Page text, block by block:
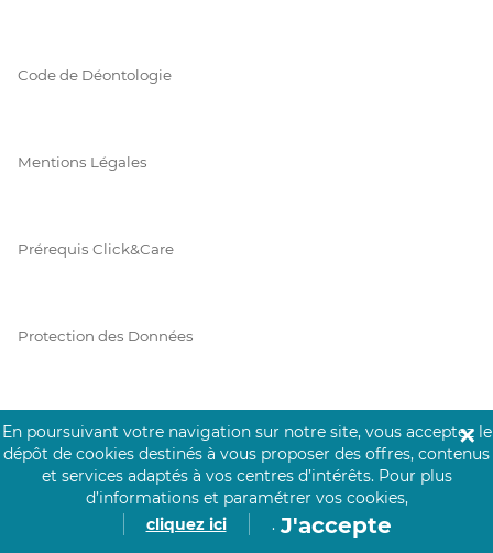
Code de Déontologie
Mentions Légales
Prérequis Click&Care
Protection des Données
Vie Privée
PAIEMENT SÉCURISÉ
En poursuivant votre navigation sur notre site, vous acceptez le
dépôt de cookies destinés à vous proposer des offres, contenus
et services adaptés à vos centres d’intérêts. Pour plus
d’informations et paramétrer vos cookies,
cliquez ici
. J'accepte
✕